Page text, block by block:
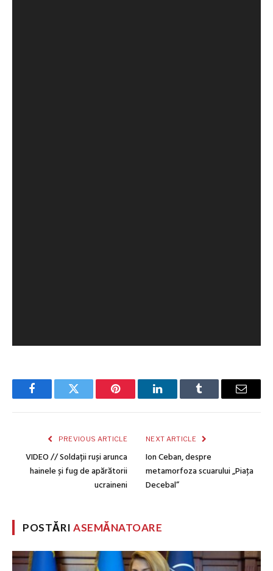
FacebookTwitter Pinterest LinkedInTumblr Email
PREVIOUS ARTICLE
VIDEO // Soldații ruși arunca
hainele și fug de apărătorii
ucraineni
NEXT ARTICLE
Ion Ceban, despre
metamorfoza scuarului „Piaţa
Decebal”
POSTĂRIASEMĂNATOARE